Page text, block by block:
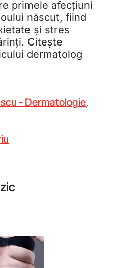
primele afecțiuni
născut, fiind
și stres
Citește
dermatolog
- Dermatologie,